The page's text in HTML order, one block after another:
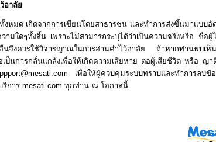
อาลัย
งหมด เกิดจากการเขียนโดยสาธารชน และทำการส่งขึ้นมาแบบ
ามใดๆทั้งสิ้น เพราะไม่สามารถระบุได้ว่าเป็นความจริงหรือ ชื่อ
นจึงควรใช้วิจารญาณในการอ่านคำไว้อาลัย ถ้าหากท่านพบเห็
ป็นการกลั่นแกล้งเพื่อให้เกิดความเสียหาย ต่อผู้เสียชีวิต หรือ ญ
เพื่อให้ผู้ควบคุมระบบทราบและทำการลบ
การ mesati.com ทุกท่าน ณ โอกาสนี้